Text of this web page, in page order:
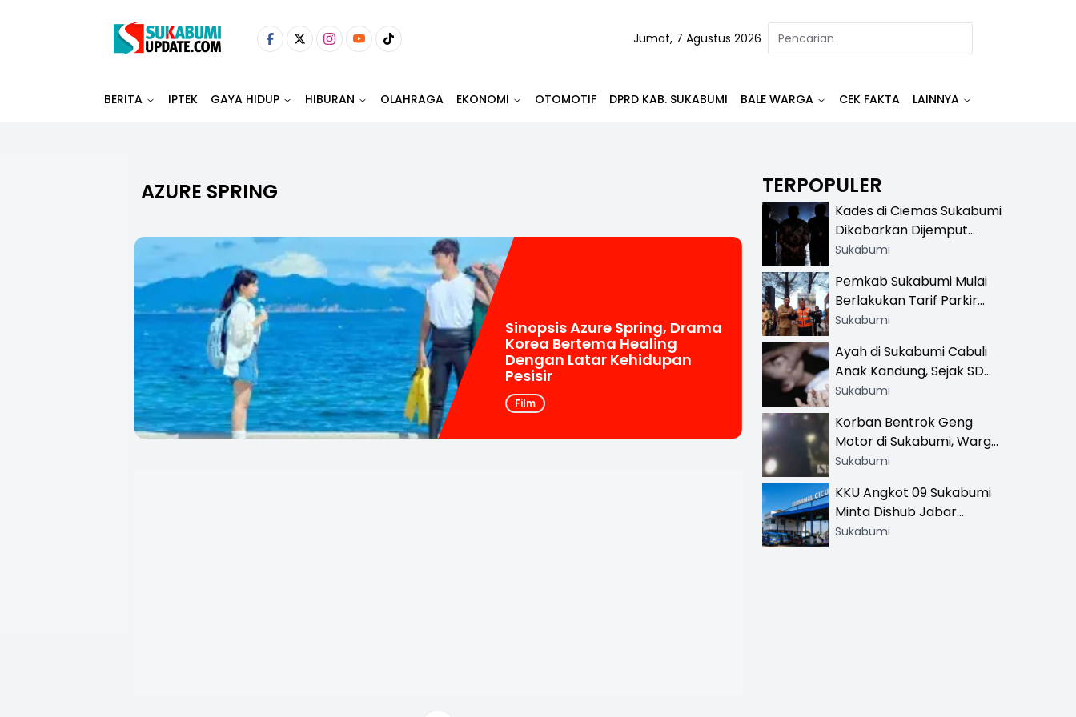
Jumat, 7 Agustus 2026
BERITA IPTEK GAYA HIDUP HIBURAN OLAHRAGA EKONOMI OTOMOTIF DPRD KAB. SUKABUMI BALE WARGA CEK FAKTA LAINNYA
AZURE SPRING
Sinopsis Azure Spring, Drama
Korea Bertema Healing
Dengan Latar Kehidupan
Pesisir
Film
TERPOPULER
Kades di Ciemas Sukabumi
Dikabarkan Dijemput
Satnarkoba, Polisi
Sukabumi
Pemkab Sukabumi Mulai
Berlakukan Tarif Parkir
Resmi di 13 Lokasi Wisata,
Khusus
Sukabumi
Ayah di Sukabumi Cabuli
Anak Kandung, Sejak SD
Hingga SMA
Sukabumi
Korban Bentrok Geng
Motor di Sukabumi, Warga
dan Sopir Tangki
Sukabumi
KKU Angkot 09 Sukabumi
Minta Dishub Jabar
Tertibkan Trayek Ciawi-
Sukabumi